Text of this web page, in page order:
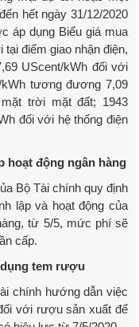
hết ngày 31/12/2020
áp dụng Biểu giá mua
điểm giao nhận điện,
UScent/kWh đối với
tương đương 7,09
trời mặt đất; 1943
đối với hệ thống điện
hoạt động ngân hàng
Bộ Tài chính quy định
lập và hoạt động của
từ 5/5, mức phí sẽ
cấp.
tem rượu
chính hướng dẫn việc
với rượu sản xuất để